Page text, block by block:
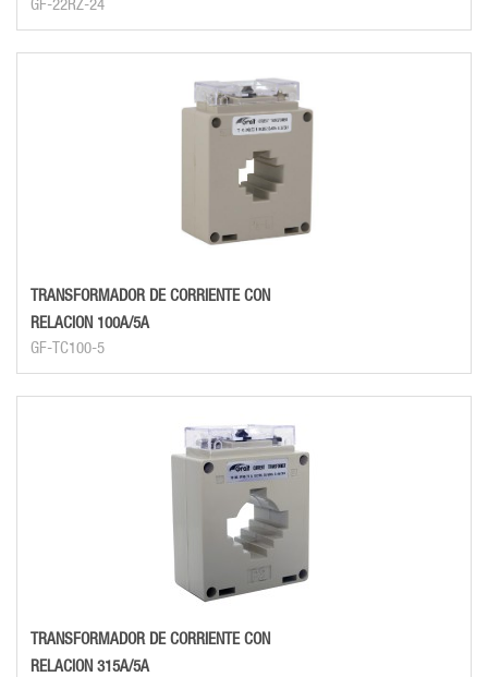
GF-22RZ-24
TRANSFORMADOR DE CORRIENTE CON
RELACION 100A/5A
GF-TC100-5
TRANSFORMADOR DE CORRIENTE CON
RELACION 315A/5A